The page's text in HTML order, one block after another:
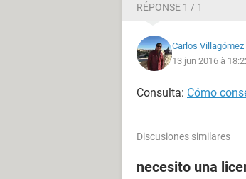
RÉPONSE 1 / 1
Carlos Villagómez
13 jun 2016 à
Consulta: Cómo
Discusiones similares
necesito una